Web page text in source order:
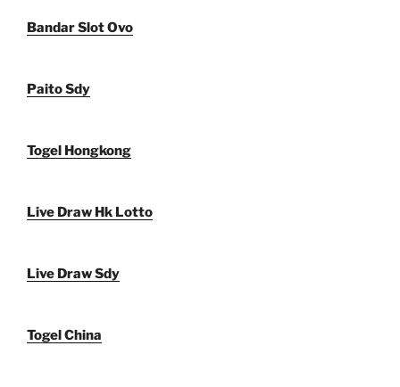
Bandar Slot Ovo
Paito Sdy
Togel Hongkong
Live Draw Hk Lotto
Live Draw Sdy
Togel China